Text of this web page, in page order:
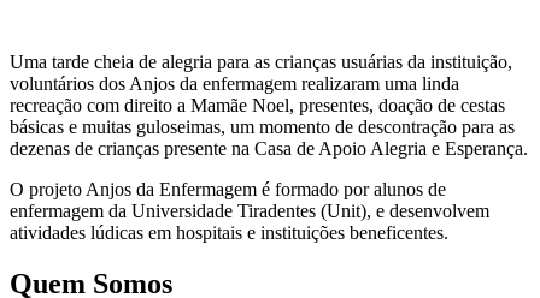
Uma tarde cheia de alegria para as crianças usuárias da instituição,
voluntários dos Anjos da enfermagem realizaram uma linda
recreação com direito a Mamãe Noel, presentes, doação de cestas
básicas e muitas guloseimas, um momento de descontração para as
dezenas de crianças presente na Casa de Apoio Alegria e Esperança.
O projeto Anjos da Enfermagem é formado por alunos de
enfermagem da Universidade Tiradentes (Unit), e desenvolvem
atividades lúdicas em hospitais e instituições beneficentes.
Quem Somos